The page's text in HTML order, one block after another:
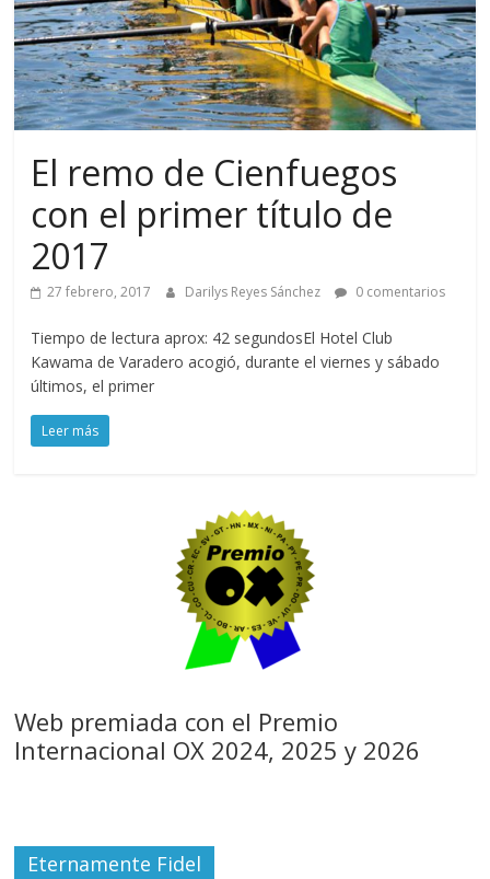
El remo de Cienfuegos
con el primer título de
2017
27 febrero, 2017 Darilys Reyes Sánchez 0 comentarios
Tiempo de lectura aprox: 42 segundosEl Hotel Club
Kawama de Varadero acogió, durante el viernes y sábado
últimos, el primer
Leer más
Web premiada con el Premio
Internacional OX 2024, 2025 y 2026
Eternamente Fidel